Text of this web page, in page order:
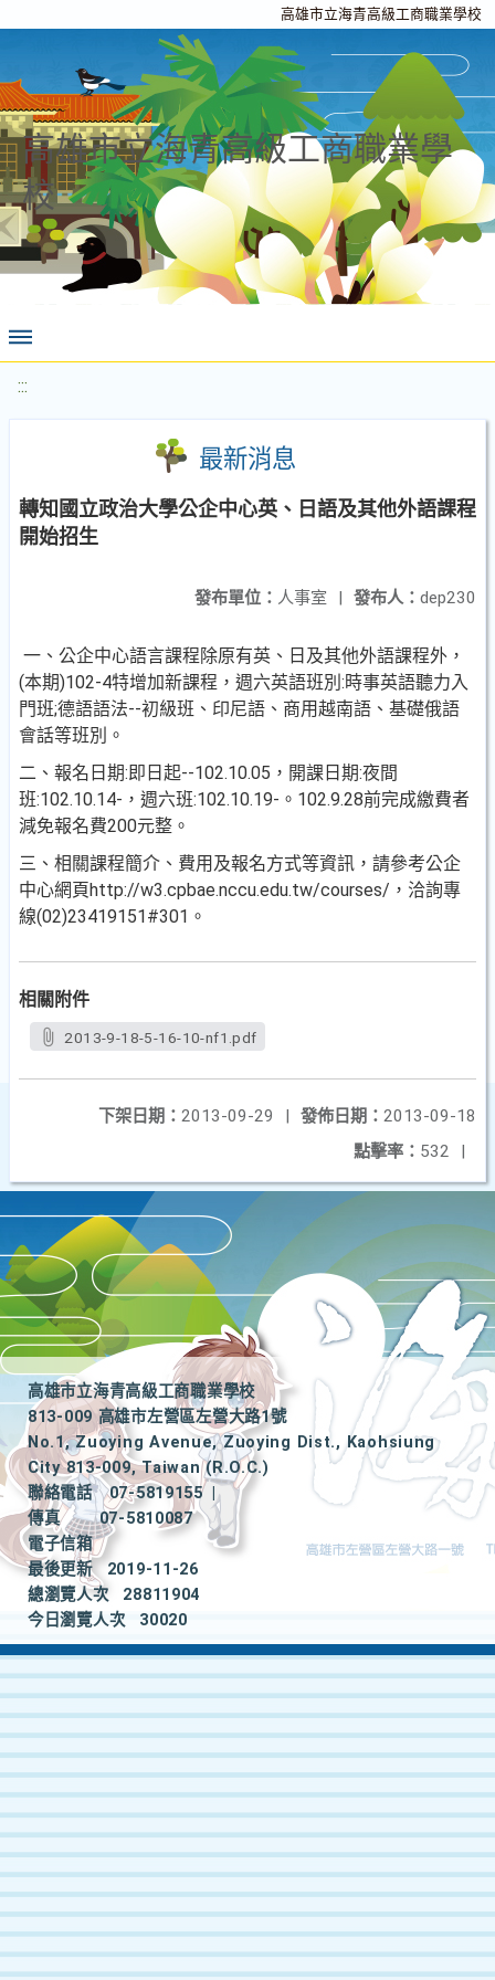
高雄市立海青高級工商職業學校
高雄市立海青高級工商職業學
校
:::
最新消息
轉知國立政治大學公企中心英、日語及其他外語課程
開始招生
發布人： dep230
發布單位： 人事室 |
一、公企中心語言課程除原有英、日及其他外語課程外，
(本期)102-4特增加新課程，週六英語班別:時事英語聽力入
門班;德語語法--初級班、印尼語、商用越南語、基礎俄語
會話等班別。
二、報名日期:即日起--102.10.05，開課日期:夜間
班:102.10.14-，週六班:102.10.19-。102.9.28前完成繳費者
減免報名費200元整。
三、相關課程簡介、費用及報名方式等資訊，請參考公企
中心網頁http://w3.cpbae.nccu.edu.tw/courses/，洽詢專
線(02)23419151#301。
相關附件
2013-9-18-5-16-10-nf1.pdf
發佈日期： 2013-09-18
下架日期： 2013-09-29
|
點擊率： 532 |
高雄市立海青高級工商職業學校
813-009 高雄市左營區左營大路1號
No.1, Zuoying Avenue, Zuoying Dist., Kaohsiung
City 813-009, Taiwan (R.O.C.)
聯絡電話
07-5819155
|
傳真
07-5810087
電子信箱
最後更新
2019-11-26
總瀏覽人次
28811904
今日瀏覽人次
30020